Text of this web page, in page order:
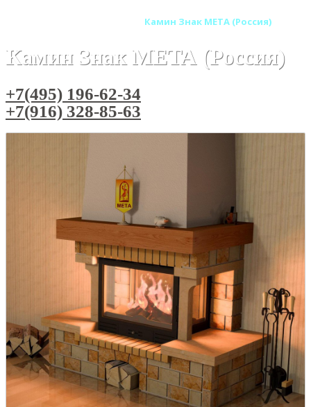
Камин Знак МЕТА (Россия)
Камин Знак МЕТА (Россия)
+7(495) 196-62-34
+7(916) 328-85-63